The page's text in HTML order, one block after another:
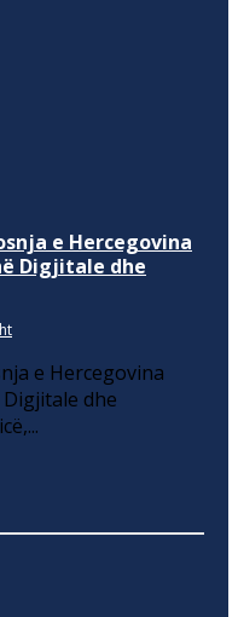
e Hercegovina
Digjitale dhe
e Hercegovina
dhe